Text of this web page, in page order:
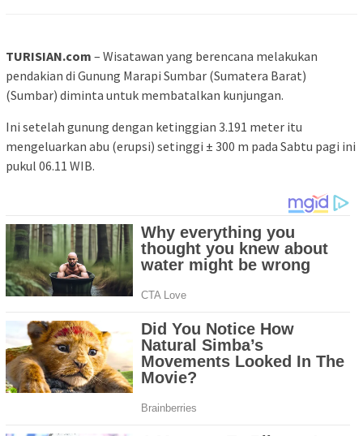
TURISIAN.com – Wisatawan yang berencana melakukan
pendakian di Gunung Marapi Sumbar (Sumatera Barat)
(Sumbar) diminta untuk membatalkan kunjungan.
Ini setelah gunung dengan ketinggian 3.191 meter itu
mengeluarkan abu (erupsi) setinggi ± 300 m pada Sabtu pagi ini
pukul 06.11 WIB.